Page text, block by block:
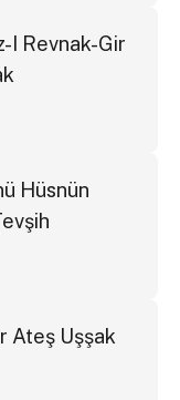
I Revnak-Gir
Hüsnün
Ateş Uşşak